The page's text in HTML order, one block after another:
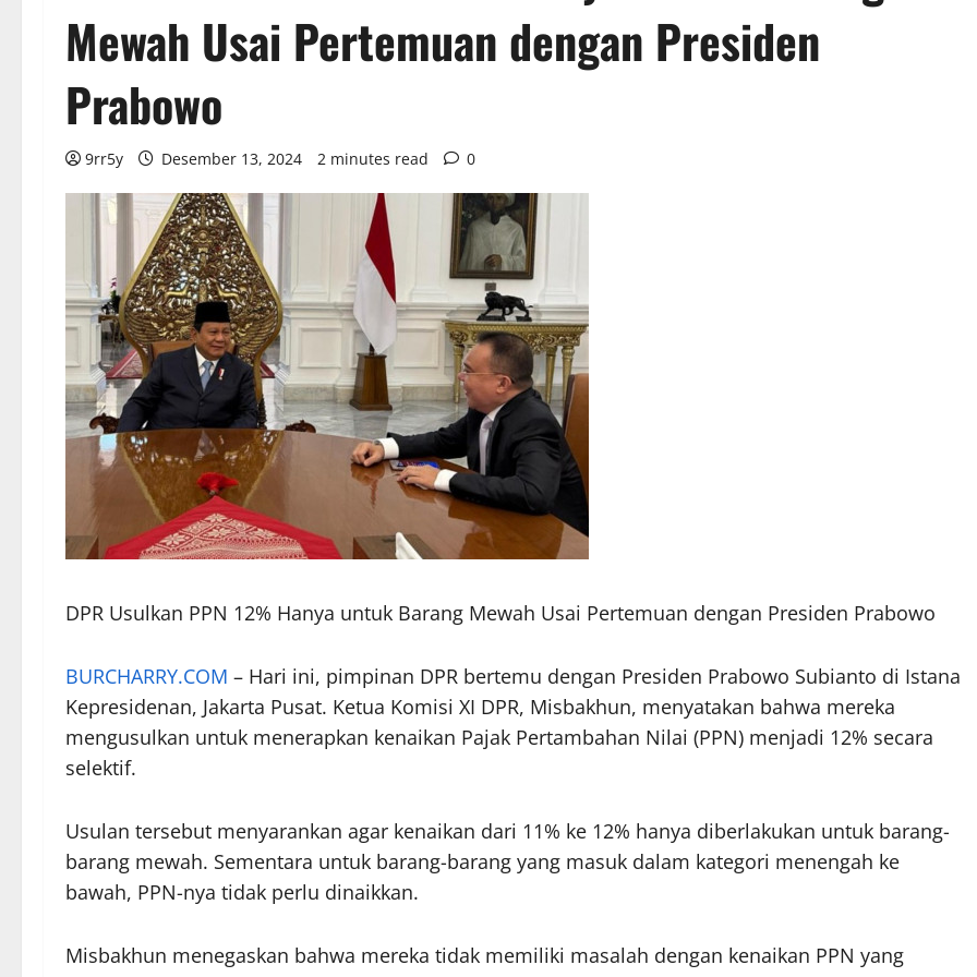
Mewah Usai Pertemuan dengan Presiden
Prabowo
9rr5y Desember 13, 2024 2 minutes read 0
DPR Usulkan PPN 12% Hanya untuk Barang Mewah Usai Pertemuan dengan Presiden Prabowo
BURCHARRY.COM – Hari ini, pimpinan DPR bertemu dengan Presiden Prabowo Subianto di Istana
Kepresidenan, Jakarta Pusat. Ketua Komisi XI DPR, Misbakhun, menyatakan bahwa mereka
mengusulkan untuk menerapkan kenaikan Pajak Pertambahan Nilai (PPN) menjadi 12% secara
selektif.
Usulan tersebut menyarankan agar kenaikan dari 11% ke 12% hanya diberlakukan untuk barang-
barang mewah. Sementara untuk barang-barang yang masuk dalam kategori menengah ke
bawah, PPN-nya tidak perlu dinaikkan.
Misbakhun menegaskan bahwa mereka tidak memiliki masalah dengan kenaikan PPN yang